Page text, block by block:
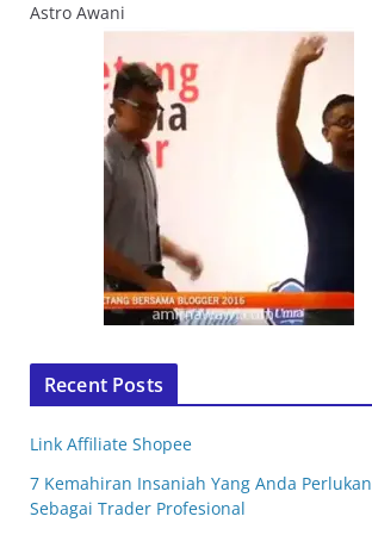
Astro Awani
Recent Posts
Link Affiliate Shopee
7 Kemahiran Insaniah Yang Anda Perlukan
Sebagai Trader Profesional